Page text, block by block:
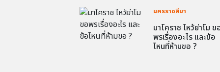
นครราชสีมา
มาโคราช ไหว้ย่าโม ข
พรเรื่องอะไร และข้อ
ไหนที่ห้ามขอ ?